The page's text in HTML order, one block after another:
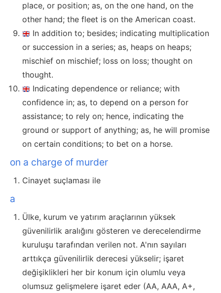
place, or position; as, on the one hand, on the
other hand; the fleet is on the American coast.
In addition to; besides; indicating multiplication
or succession in a series; as, heaps on heaps;
mischief on mischief; loss on loss; thought on
thought.
Indicating dependence or reliance; with
confidence in; as, to depend on a person for
assistance; to rely on; hence, indicating the
ground or support of anything; as, he will promise
on certain conditions; to bet on a horse.
on a charge of murder
Cinayet suçlaması ile
a
Ülke, kurum ve yatırım araçlarının yüksek
güvenilirlik aralığını gösteren ve derecelendirme
kuruluşu tarafından verilen not. A'nın sayıları
arttıkça güvenilirlik derecesi yükselir; işaret
değişiklikleri her bir konum için olumlu veya
olumsuz gelişmelere işaret eder (AA, AAA, A+,